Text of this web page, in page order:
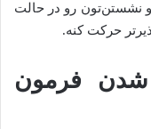
و نشستن‌تون رو در حالت
حرکت کنه.
فرمون